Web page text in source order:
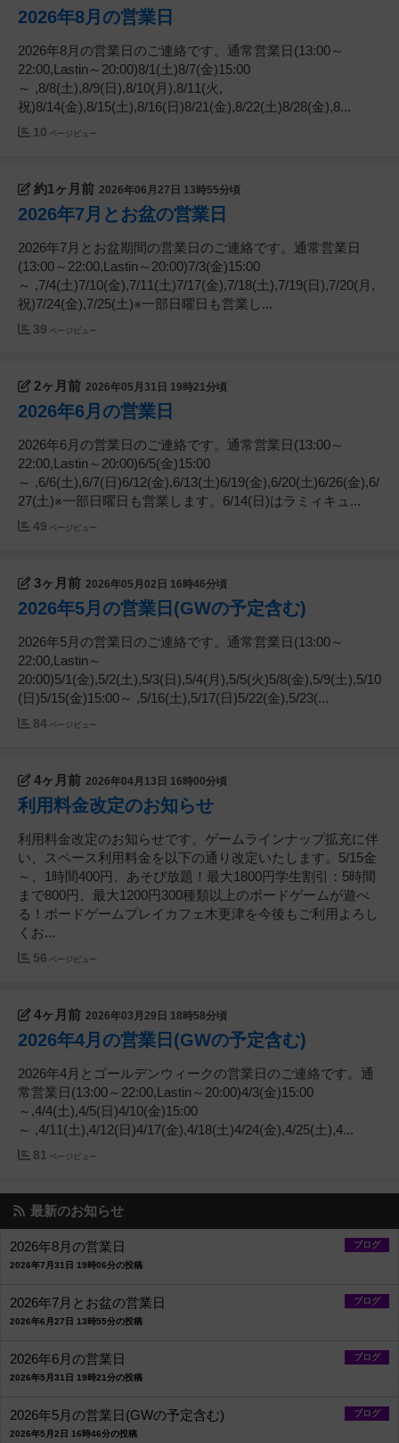
2026年8月の営業日
2026年8月の営業日のご連絡です。通常営業日(13:00～
22:00,Lastin～20:00)8/1(土)8/7(金)15:00
～ ,8/8(土),8/9(日),8/10(月),8/11(火,
祝)8/14(金),8/15(土),8/16(日)8/21(金),8/22(土)8/28(金),8...
10 ページビュー
約1ヶ月前 2026年06月27日 13時55分頃
2026年7月とお盆の営業日
2026年7月とお盆期間の営業日のご連絡です。通常営業日
(13:00～22:00,Lastin～20:00)7/3(金)15:00
～ ,7/4(土)7/10(金),7/11(土)7/17(金),7/18(土),7/19(日),7/20(月,
祝)7/24(金),7/25(土)※一部日曜日も営業し...
39 ページビュー
2ヶ月前 2026年05月31日 19時21分頃
2026年6月の営業日
2026年6月の営業日のご連絡です。通常営業日(13:00～
22:00,Lastin～20:00)6/5(金)15:00
～ ,6/6(土),6/7(日)6/12(金),6/13(土)6/19(金),6/20(土)6/26(金),6/
27(土)※一部日曜日も営業します。6/14(日)はラミィキュ...
49 ページビュー
3ヶ月前 2026年05月02日 16時46分頃
2026年5月の営業日(GWの予定含む)
2026年5月の営業日のご連絡です。通常営業日(13:00～
22:00,Lastin～
20:00)5/1(金),5/2(土),5/3(日),5/4(月),5/5(火)5/8(金),5/9(土),5/10
(日)5/15(金)15:00～ ,5/16(土),5/17(日)5/22(金),5/23(...
84 ページビュー
4ヶ月前 2026年04月13日 16時00分頃
利用料金改定のお知らせ
利用料金改定のお知らせです。ゲームラインナップ拡充に伴
い、スペース利用料金を以下の通り改定いたします。5/15金
～、1時間400円、あそび放題！最大1800円学生割引：5時間
まで800円、最大1200円300種類以上のボードゲームが遊べ
る！ボードゲームプレイカフェ木更津を今後もご利用よろし
くお...
56 ページビュー
4ヶ月前 2026年03月29日 18時58分頃
2026年4月の営業日(GWの予定含む)
2026年4月とゴールデンウィークの営業日のご連絡です。通
常営業日(13:00～22:00,Lastin～20:00)4/3(金)15:00
～,4/4(土),4/5(日)4/10(金)15:00
～ ,4/11(土),4/12(日)4/17(金),4/18(土)4/24(金),4/25(土),4...
81 ページビュー
最新のお知らせ
ブログ
2026年8月の営業日
2026年7月31日 19時06分の投稿
ブログ
2026年7月とお盆の営業日
2026年6月27日 13時55分の投稿
ブログ
2026年6月の営業日
2026年5月31日 19時21分の投稿
ブログ
2026年5月の営業日(GWの予定含む)
2026年5月2日 16時46分の投稿